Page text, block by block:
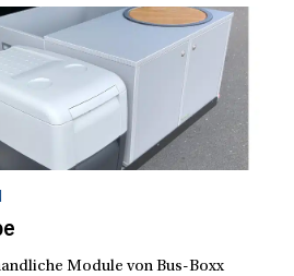
Module von Bus-Boxx